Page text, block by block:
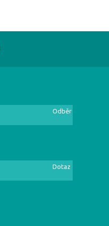
Odběr
Dotaz